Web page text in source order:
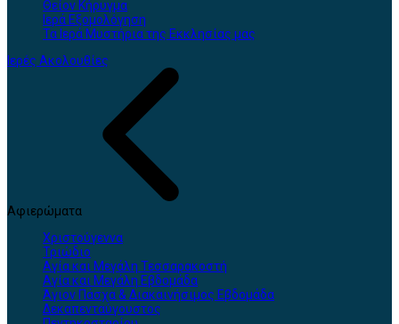
Θείον Κήρυγμα
Ιερά Εξομολόγηση
Τα Ιερά Μυστήρια της Εκκλησίας μας
Ιερές Ακολουθίες
Αφιερώματα
Χριστούγεννα
Τριώδιο
Αγία και Μεγάλη Τεσσαρακοστή
Αγία και Μεγάλη Εβδομάδα
Άγιον Πάσχα & Διακαινήσιμος Εβδομάδα
Δεκαπενταύγουστος